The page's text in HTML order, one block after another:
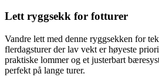
Lett ryggsekk for fotturer
Vandre lett med denne ryggsekken for
flerdagsturer der lav vekt er høyeste
praktiske lommer og et justerbart
perfekt på lange turer.